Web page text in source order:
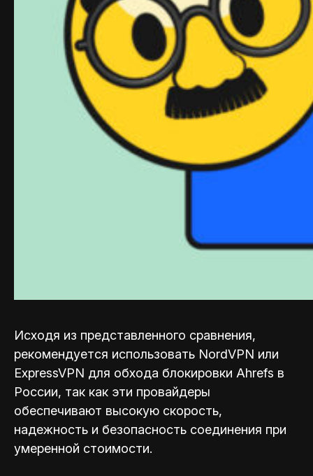
Исходя из представленного сравнения,
рекомендуется использовать NordVPN или
ExpressVPN для обхода блокировки Ahrefs в
России, так как эти провайдеры
обеспечивают высокую скорость,
надежность и безопасность соединения при
умеренной стоимости.